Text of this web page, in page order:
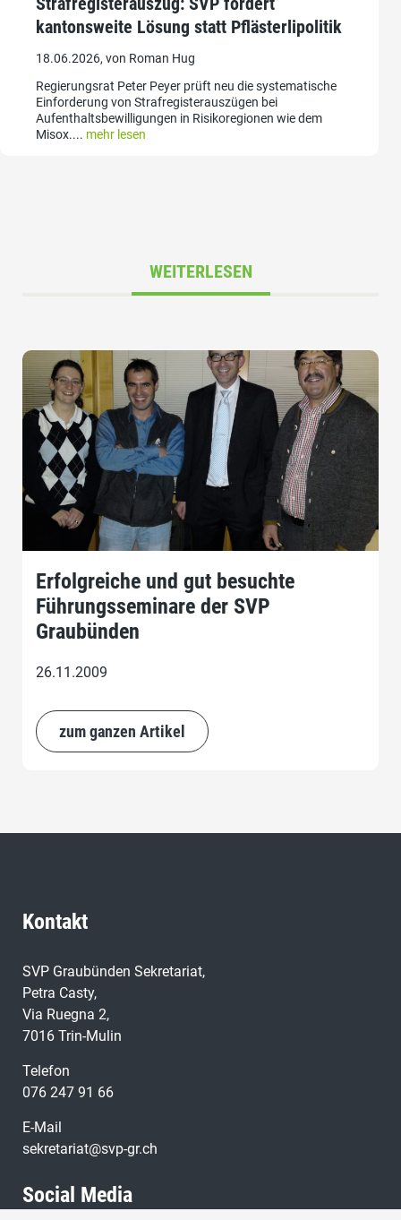
kantonsweite Lösung statt Pflästerlipolitik
18.06.2026, von Roman Hug
Regierungsrat Peter Peyer prüft neu die systematische
Einforderung von Strafregisterauszügen bei
Aufenthaltsbewilligungen in Risikoregionen wie dem
Misox.... mehr lesen
WEITERLESEN
Erfolgreiche und gut besuchte
Führungsseminare der SVP
Graubünden
26.11.2009
zum ganzen Artikel
Kontakt
SVP Graubünden Sekretariat,
Petra Casty,
Via Ruegna 2,
7016 Trin-Mulin
Telefon
076 247 91 66
E-Mail
sekretariat@svp-gr.ch
Social Media